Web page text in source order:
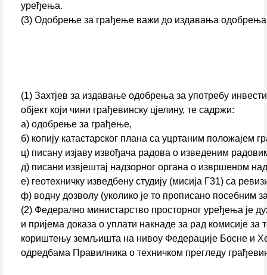
уређења.
(3) Одобрење за грађење важи до издавања одобрења
(1) Захтјев за издавање одобрења за употребу
објект који чини грађевинску цјелину, те садржи:
а) одобрење за грађење,
б) копију катастарског плана са уцртаним положајем
ц) писану изјаву извођача радова о изведеним
д) писани извјештај надзорног органа о извршеном
е) геотехничку изведбену студију (мисија Г31) са
ф) водну дозволу (уколико је то прописано посебним
(2) Федерално министарство просторног уређења је
и пријема доказа о уплати накнаде за рад комисије
кориштењу земљишта на нивоу Федерације Босне и
одредбама Правилника о техничком прегледу